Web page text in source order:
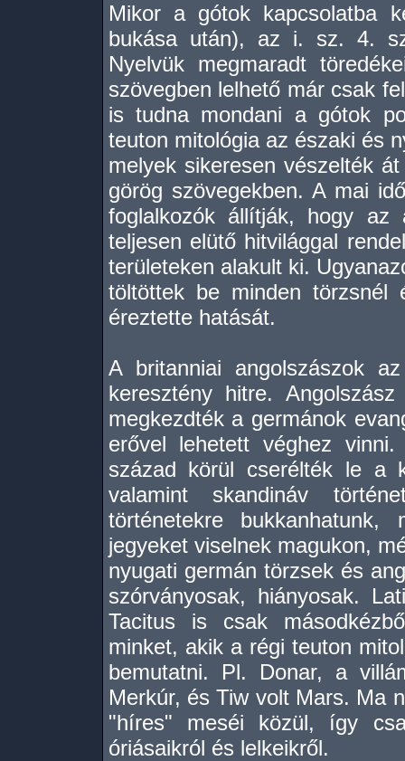
Mikor a gótok kapcsolatba
bukása után), az i. sz. 4.
Nyelvük megmaradt
szövegben lelhető már csak
is tudna mondani a gótok
teuton mitológia az északi és
melyek sikeresen vészelték
görög szövegekben. A mai
foglalkozók állítják, hogy az
teljesen elütő hitvilággal
területeken alakult ki.
töltöttek be minden törzsnél
éreztette hatását.
A britanniai angolszászok
keresztény hitre.
megkezdték a germánok
erővel lehetett véghez
század körül cserélték le a
valamint skandináv
történetekre bukkanhatunk,
jegyeket viselnek magukon,
nyugati germán törzsek és
szórványosak, hiányosak.
Tacitus is csak
minket, akik a régi teuton
bemutatni. Pl. Donar, a
Merkúr, és Tiw volt Mars. Ma
"híres" meséi közül, így
óriásaikról és lelkeikről.